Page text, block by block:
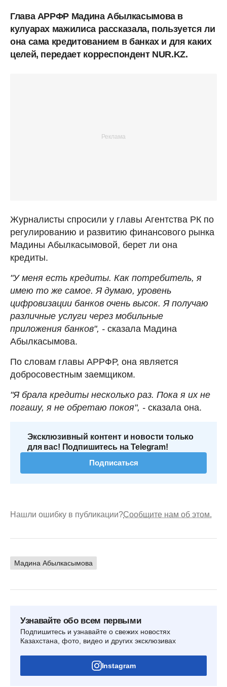
Глава АРРФР Мадина Абылкасымова в
кулуарах мажилиса рассказала, пользуется ли
она сама кредитованием в банках и для каких
целей, передает корреспондент NUR.KZ.
Журналисты спросили у главы Агентства РК по
регулированию и развитию финансового рынка
Мадины Абылкасымовой, берет ли она
кредиты.
"У меня есть кредиты. Как потребитель, я
имею то же самое. Я думаю, уровень
цифровизации банков очень высок. Я получаю
различные услуги через мобильные
приложения банков", - сказала Мадина
Абылкасымова.
По словам главы АРРФР, она является
добросовестным заемщиком.
"Я брала кредиты несколько раз. Пока я их не
погашу, я не обретаю покоя", - сказала она.
Эксклюзивный контент и новости только
для вас! Подпишитесь на Telegram!
Подписаться
Нашли ошибку в публикации?Сообщите нам об этом.
Мадина Абылкасымова
Узнавайте обо всем первыми
Подпишитесь и узнавайте о свежих новостях
Казахстана, фото, видео и других эксклюзивах
Instagram